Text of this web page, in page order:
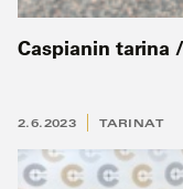
Caspianin tarina
2.6.2023 TARINAT